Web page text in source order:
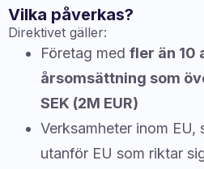
Vilka påverkas?
Direktivet gäller:
Företag med fler än 10
årsomsättning som
SEK (2M EUR)
Verksamheter inom EU,
utanför EU som riktar